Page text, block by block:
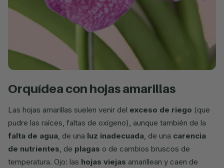
orquídea con hojas amarillas
Las hojas amarillas suelen venir del exceso de riego (que
pudre las raíces, faltas de oxígeno), aunque también de la
falta de agua, de una luz inadecuada, de una carencia
de nutrientes, de plagas o de cambios bruscos de
temperatura. Ojo: las hojas viejas amarillean y caen de